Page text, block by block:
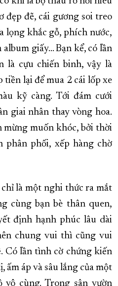
đẹp đẽ, cái gương soi treo
lọng khắc gỗ, phích nước,
giấy… Bạn kể, có lần
là cựu chiến binh, vậy là
lại để mua 2 cái lốp xe
kỹ càng. Tới đám cưới
giai nhân thay vòng hoa.
mừng muốn khóc, bởi thời
phân phối, xếp hàng chờ
là một nghi thức ra mắt
cùng bạn bè thân quen,
định hạnh phúc lâu dài
chung vui thì cũng vui
Có lần tình cờ chứng kiến
ấm áp và sâu lắng của một
vô cùng. Trong sân vườn